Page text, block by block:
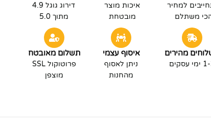
למחיר
משתלם
איכות מוצר
מובטחת
דירוג גוגל 4.9
מתוך 5.0
מהירים
עסקים
איסוף עצמי
ניתן לאסוף
מהחנות
תשלום מאובטח
פרוטוקול SSL
מוצפן